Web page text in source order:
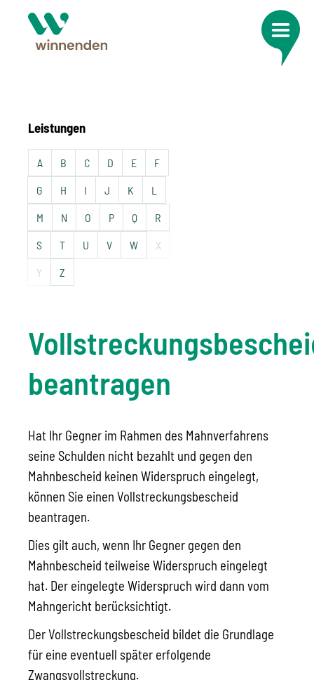
Leistungen
A B C D E F
G H I J K L
M N O P Q R
S T U V W X
Y Z
beantragen
Hat Ihr Gegner im Rahmen des Mahnverfahrens
seine Schulden nicht bezahlt und gegen den
Mahnbescheid keinen Widerspruch eingelegt,
können Sie einen Vollstreckungsbescheid
beantragen.
Dies gilt auch, wenn Ihr Gegner gegen den
Mahnbescheid teilweise Widerspruch eingelegt
hat. Der eingelegte Widerspruch wird dann vom
Mahngericht berücksichtigt.
Der Vollstreckungsbescheid bildet die Grundlage
für eine eventuell später erfolgende
Zwangsvollstreckung.